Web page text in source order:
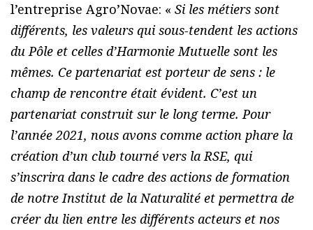
l’entreprise Agro’Novae: « Si les métiers sont
différents, les valeurs qui sous-tendent les actions
du Pôle et celles d’Harmonie Mutuelle sont les
mêmes. Ce partenariat est porteur de sens : le
champ de rencontre était évident. C’est un
partenariat construit sur le long terme. Pour
l’année 2021, nous avons comme action phare la
création d’un club tourné vers la RSE, qui
s’inscrira dans le cadre des actions de formation
de notre Institut de la Naturalité et permettra de
créer du lien entre les différents acteurs et nos